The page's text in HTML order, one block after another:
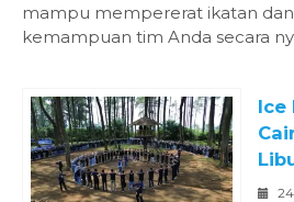
mampu mempererat ikatan
kemampuan tim Anda secara
Ice